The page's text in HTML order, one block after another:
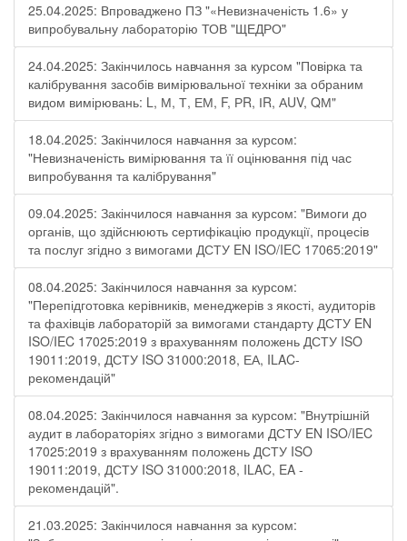
25.04.2025: Впроваджено ПЗ "«Невизначеність 1.6» у
випробувальну лабораторію ТОВ "ЩЕДРО"
24.04.2025: Закінчилось навчання за курсом "Повірка та
калібрування засобів вимірювальної техніки за обраним
видом вимірювань: L, М, Т, ЕМ, F, РR, ІR, АUV, QМ"
18.04.2025: Закінчилося навчання за курсом:
"Невизначеність вимірювання та її оцінювання під час
випробування та калібрування"
09.04.2025: Закінчилося навчання за курсом: "Вимоги до
органів, що здійснюють сертифікацію продукції, процесів
та послуг згідно з вимогами ДСТУ EN ISO/IEC 17065:2019"
08.04.2025: Закінчилося навчання за курсом:
"Перепідготовка керівників, менеджерів з якості, аудиторів
та фахівців лабораторій за вимогами стандарту ДСТУ EN
ISO/IEC 17025:2019 з врахуванням положень ДСТУ ISO
19011:2019, ДСТУ ISO 31000:2018, ЕА, ILAC-
рекомендацій"
08.04.2025: Закінчилося навчання за курсом: "Внутрішній
аудит в лабораторіях згідно з вимогами ДСТУ EN ISO/IEC
17025:2019 з врахуванням положень ДСТУ ISO
19011:2019, ДСТУ ISO 31000:2018, ILAC, EA -
рекомендацій".
21.03.2025: Закінчилося навчання за курсом: